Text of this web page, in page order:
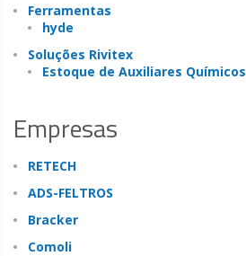
Ferramentas
hyde
Soluções Rivitex
Estoque de Auxiliares Químicos
Empresas
RETECH
ADS-FELTROS
Bracker
Comoli